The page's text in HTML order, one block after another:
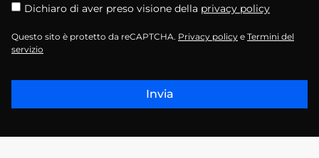
Dichiaro di aver preso visione della privacy policy
Questo sito è protetto da reCAPTCHA. Privacy policy e Termini del
servizio
Invia